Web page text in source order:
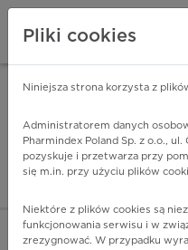
ZALOGUJ SIĘ
Pliki cookies
Niniejsza strona korzysta z
Administratorem danych
Pharmindex Poland Sp. z o.o.,
pozyskuje i przetwarza przy
się m.in. przy użyciu plików
Niektóre z plików cookies są
funkcjonowania serwisu i w
zrezygnować. W przypadku
ZA DARMO - w